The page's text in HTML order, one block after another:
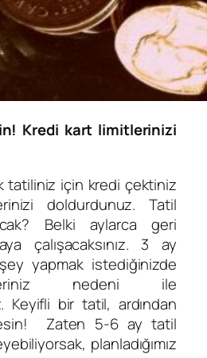
Kredi kart limitlerinizi
tatiliniz için kredi çektiniz
doldurdunuz. Tatil
Belki aylarca geri
çalışacaksınız. 3 ay
yapmak istediğinizde
nedeni ile
Keyifli bir tatil, ardından
Zaten 5-6 ay tatil
planladığımız